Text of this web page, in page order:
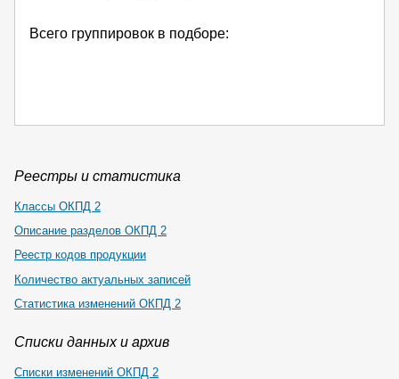
Всего группировок в подборе:
Реестры и статистика
Классы ОКПД 2
Описание разделов ОКПД 2
Реестр кодов продукции
Количество актуальных записей
Статистика изменений ОКПД 2
Списки данных и архив
Списки изменений ОКПД 2